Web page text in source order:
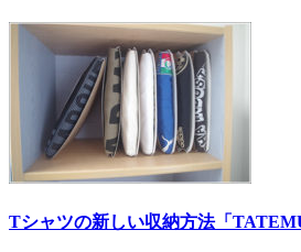
Tシャツの新しい収納方法「